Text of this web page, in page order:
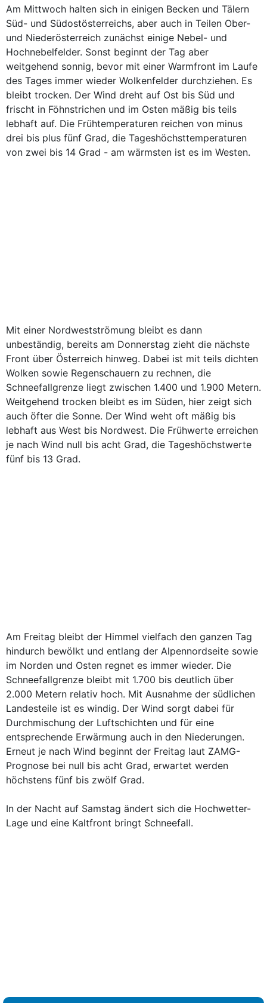
Am Mittwoch halten sich in einigen Becken und Tälern
Süd- und Südostösterreichs, aber auch in Teilen Ober-
und Niederösterreich zunächst einige Nebel- und
Hochnebelfelder. Sonst beginnt der Tag aber
weitgehend sonnig, bevor mit einer Warmfront im Laufe
des Tages immer wieder Wolkenfelder durchziehen. Es
bleibt trocken. Der Wind dreht auf Ost bis Süd und
frischt in Föhnstrichen und im Osten mäßig bis teils
lebhaft auf. Die Frühtemperaturen reichen von minus
drei bis plus fünf Grad, die Tageshöchsttemperaturen
von zwei bis 14 Grad - am wärmsten ist es im Westen.
Mit einer Nordwestströmung bleibt es dann
unbeständig, bereits am Donnerstag zieht die nächste
Front über Österreich hinweg. Dabei ist mit teils dichten
Wolken sowie Regenschauern zu rechnen, die
Schneefallgrenze liegt zwischen 1.400 und 1.900 Metern.
Weitgehend trocken bleibt es im Süden, hier zeigt sich
auch öfter die Sonne. Der Wind weht oft mäßig bis
lebhaft aus West bis Nordwest. Die Frühwerte erreichen
je nach Wind null bis acht Grad, die Tageshöchstwerte
fünf bis 13 Grad.
Am Freitag bleibt der Himmel vielfach den ganzen Tag
hindurch bewölkt und entlang der Alpennordseite sowie
im Norden und Osten regnet es immer wieder. Die
Schneefallgrenze bleibt mit 1.700 bis deutlich über
2.000 Metern relativ hoch. Mit Ausnahme der südlichen
Landesteile ist es windig. Der Wind sorgt dabei für
Durchmischung der Luftschichten und für eine
entsprechende Erwärmung auch in den Niederungen.
Erneut je nach Wind beginnt der Freitag laut ZAMG-
Prognose bei null bis acht Grad, erwartet werden
höchstens fünf bis zwölf Grad.
In der Nacht auf Samstag ändert sich die Hochwetter-
Lage und eine Kaltfront bringt Schneefall.